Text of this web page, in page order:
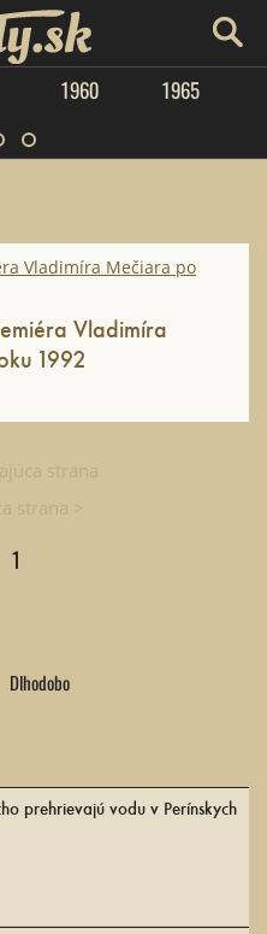
1960 1965
1992
strana
strana >
1
Dlhodobo
prehrievajú vodu v Perínskych